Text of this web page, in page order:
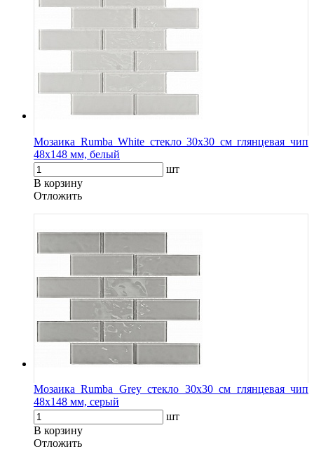
Мозаика Rumba White стекло 30х30 см глянцевая чип
48х148 мм, белый
шт
В корзину
Oтложить
Мозаика Rumba Grey стекло 30х30 см глянцевая чип
48х148 мм, серый
шт
В корзину
Oтложить